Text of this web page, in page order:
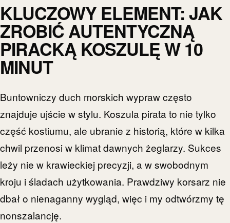
KLUCZOWY ELEMENT: JAK
ZROBIĆ AUTENTYCZNĄ
PIRACKĄ KOSZULĘ W 10
MINUT
Buntowniczy duch morskich wypraw często
znajduje ujście w stylu. Koszula pirata to nie tylko
część kostiumu, ale ubranie z historią, które w kilka
chwil przenosi w klimat dawnych żeglarzy. Sukces
leży nie w krawieckiej precyzji, a w swobodnym
kroju i śladach użytkowania. Prawdziwy korsarz nie
dbał o nienaganny wygląd, więc i my odtwórzmy tę
nonszalancję.